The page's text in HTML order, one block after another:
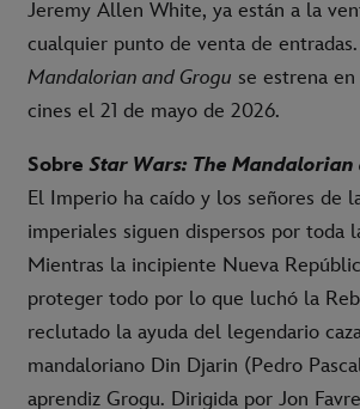
Jeremy Allen White, ya están a la
cualquier punto de venta de
Mandalorian and Grogu se estrena
cines el 21 de mayo de 2026.
SobreStar Wars: The Mandalorian
El Imperio ha caído y los señores de
imperiales siguen dispersos por toda
Mientras la incipiente Nueva
proteger todo por lo que luchó la
reclutado la ayuda del legendario
mandaloriano Din Djarin (Pedro
aprendiz Grogu. Dirigida por Jon